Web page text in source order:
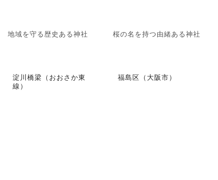
地域を守る歴史ある神社 桜の名を持つ由緒ある神社
淀川橋梁（おおさか東
線）
福島区（大阪市）